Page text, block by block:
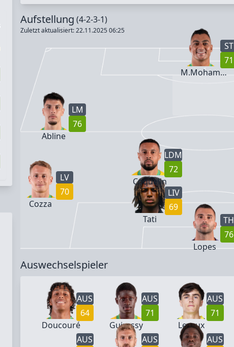
Aufstellung (4-2-3-1)
Zuletzt aktualisiert: 22.11.2025 06:25
TH
76
Lopes
LIV
69
Tati
LV
70
Cozza
LDM
72
Coquelin
LM
76
Abline
ST
71
M.Mohamed
Auswechselspieler
AUS
64
Doucouré
AUS
71
Guirassy
AUS
71
Leroux
AUS
AUS
AUS